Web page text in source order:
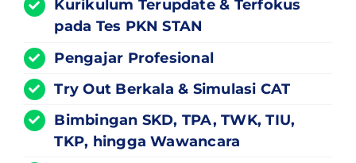
Kurikulum Terupdate& Terfokus
pada Tes PKN STAN
Pengajar Profesional
Try Out Berkala & Simulasi CAT
Bimbingan SKD, TPA, TWK, TIU,
TKP, hingga Wawancara